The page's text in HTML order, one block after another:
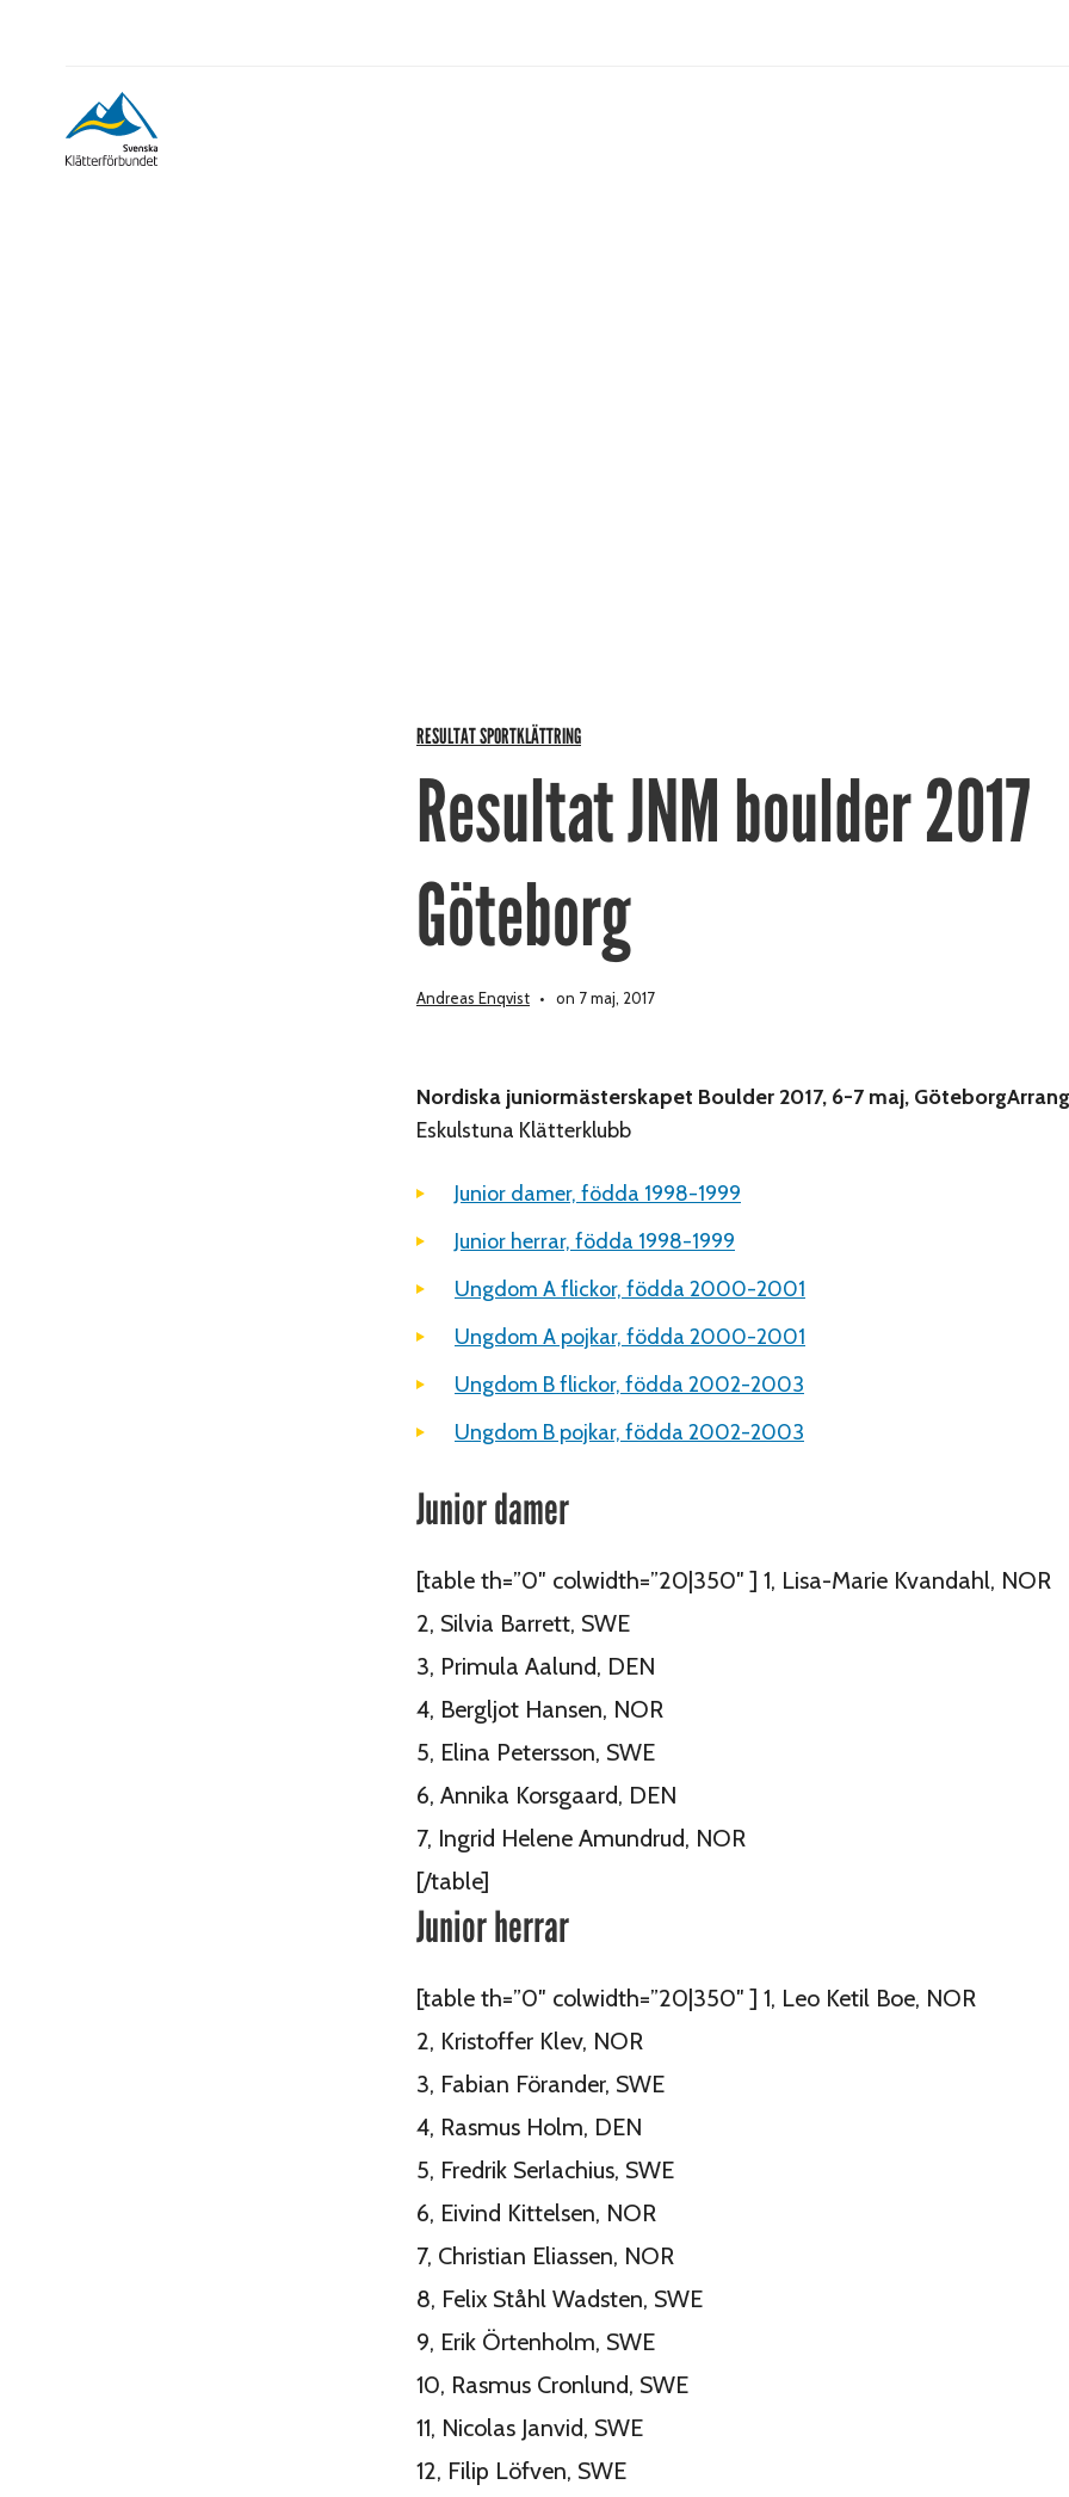
RESULTAT SPORTKLÄTTRING
Resultat JNM boulder 2017
Göteborg
Andreas Enqvist on 7 maj, 2017
Nordiska juniormästerskapet Boulder 2017, 6-7 maj, Göteborg
Eskulstuna Klätterklubb
Junior damer, födda 1998-1999
Junior herrar, födda 1998-1999
Ungdom A flickor, födda 2000-2001
Ungdom A pojkar, födda 2000-2001
Ungdom B flickor, födda 2002-2003
Ungdom B pojkar, födda 2002-2003
Junior damer
[table th=”0″ colwidth=”20|350″ ] 1, Lisa-Marie Kvandahl, NOR
2, Silvia Barrett, SWE
3, Primula Aalund, DEN
4, Bergljot Hansen, NOR
5, Elina Petersson, SWE
6, Annika Korsgaard, DEN
7, Ingrid Helene Amundrud, NOR
[/table]
Junior herrar
[table th=”0″ colwidth=”20|350″ ] 1, Leo Ketil Boe, NOR
2, Kristoffer Klev, NOR
3, Fabian Förander, SWE
4, Rasmus Holm, DEN
5, Fredrik Serlachius, SWE
6, Eivind Kittelsen, NOR
7, Christian Eliassen, NOR
8, Felix Ståhl Wadsten, SWE
9, Erik Örtenholm, SWE
10, Rasmus Cronlund, SWE
11, Nicolas Janvid, SWE
12, Filip Löfven, SWE